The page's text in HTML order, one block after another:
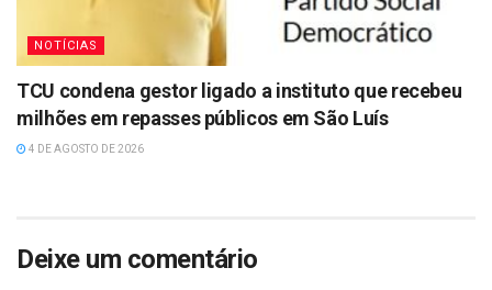
NOTÍCIAS
TCU condena gestor ligado a instituto que recebeu
milhões em repasses públicos em São Luís
4 DE AGOSTO DE 2026
Deixe um comentário